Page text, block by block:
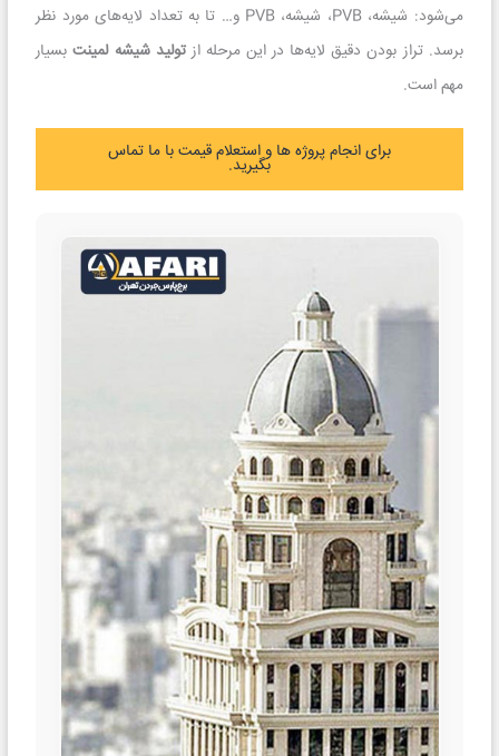
می‌شود: شیشه، PVB، شیشه، PVB و… تا به تعداد لایه‌های مورد نظر
برسد. تراز بودن دقیق لایه‌ها در این مرحله ازتولید شیشه لمینتبسیار
مهم است.
برای انجام پروژه ها و استعلام قیمت با ما تماس
بگیرید.